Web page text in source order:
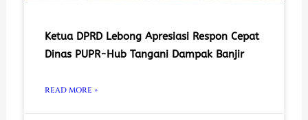
Ketua DPRD Lebong Apresiasi Respon Cepat
Dinas PUPR-Hub Tangani Dampak Banjir
READ MORE »